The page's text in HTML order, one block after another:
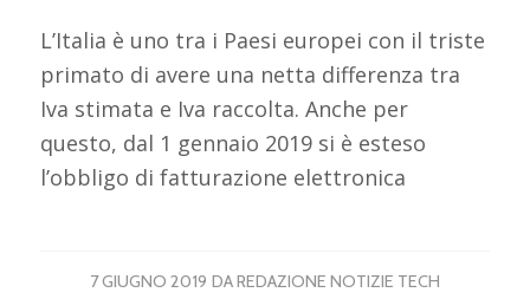
L’Italia è uno tra i Paesi europei con il triste
primato di avere una netta differenza tra
Iva stimata e Iva raccolta. Anche per
questo, dal 1 gennaio 2019 si è esteso
l’obbligo di fatturazione elettronica
7 GIUGNO 2019 DAREDAZIONE NOTIZIE TECH